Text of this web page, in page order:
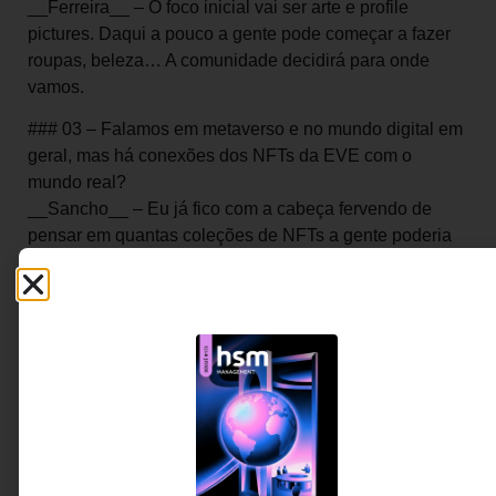
__Ferreira__ – O foco inicial vai ser arte e profile
pictures. Daqui a pouco a gente pode começar a fazer
roupas, beleza… A comunidade decidirá para onde
vamos.
### 03 – Falamos em metaverso e no mundo digital em
geral, mas há conexões dos NFTs da EVE com o
mundo real?
__Sancho__ – Eu já fico com a cabeça fervendo de
pensar em quantas coleções de NFTs a gente poderia
Imagine que eu tenho uma empreendedora do sul do
que ela criou com a família, mas ela não tem funding
para começar aquele negócio. Eu posso emitir uma
coleção de NFTs, várias pessoas vão apoiar aquilo.
O negócio foi lançado? As pessoas que compram NFTs
vão poder dar opinião. Como faz a Sallve, beauty tech
que se define como marca de comunidade.